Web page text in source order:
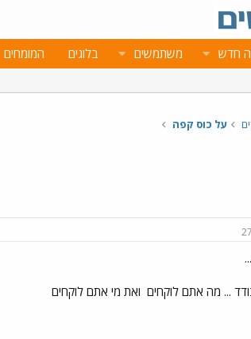
חדש משתמשים בלוגים המומחים
על כוס קפה
... מה אתם לוקחים ואת מי אתם לוקחים